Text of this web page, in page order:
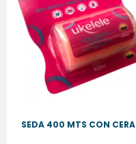
SEDA 400 MTS CON CERA